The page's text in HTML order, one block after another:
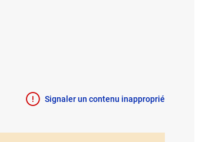
Signaler un contenu inapproprié